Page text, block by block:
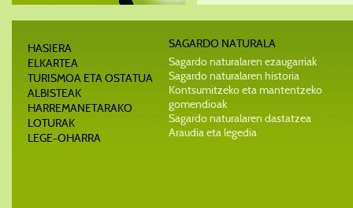
HASIERA
ELKARTEA
TURISMOA ETA OSTATUA
ALBISTEAK
HARREMANETARAKO
LOTURAK
LEGE-OHARRA
SAGARDO NATURALA
Sagardo naturalaren ezaugarriak
Sagardo naturalaren historia
Kontsumitzeko eta mantentzeko
gomendioak
Sagardo naturalaren dastatzea
Araudia eta legedia